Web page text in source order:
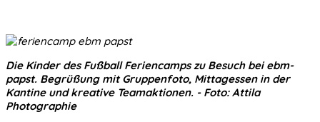
Die Kinder des Fußball Feriencamps zu Besuch bei ebm-
papst. Begrüßung mit Gruppenfoto, Mittagessen in der
Kantine und kreative Teamaktionen. - Foto: Attila
Photographie